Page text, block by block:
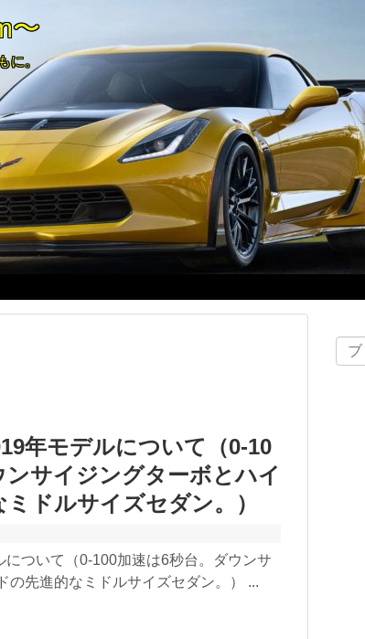
〜
に。
年モデルについて（0-10
ンサイジングターボとハイ
ドルサイズセダン。）
ついて（0-100加速は6秒台。ダウンサ
の先進的なミドルサイズセダン。） ...